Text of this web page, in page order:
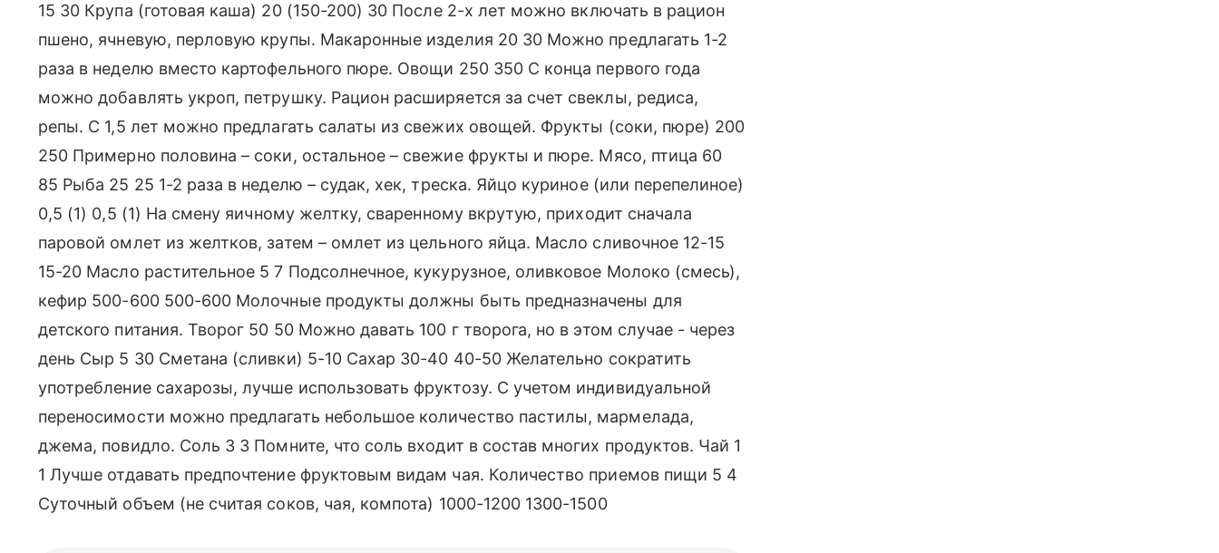
15 30 Крупа (готовая каша) 20 (150-200) 30 После 2-х лет можно включать в рацион
пшено, ячневую, перловую крупы. Макаронные изделия 20 30 Можно предлагать 1-2
раза в неделю вместо картофельного пюре. Овощи 250 350 С конца первого года
можно добавлять укроп, петрушку. Рацион расширяется за счет свеклы, редиса,
репы. С 1,5 лет можно предлагать салаты из свежих овощей. Фрукты (соки, пюре) 200
250 Примерно половина – соки, остальное – свежие фрукты и пюре. Мясо, птица 60
85 Рыба 25 25 1-2 раза в неделю – судак, хек, треска. Яйцо куриное (или перепелиное)
0,5 (1) 0,5 (1) На смену яичному желтку, сваренному вкрутую, приходит сначала
паровой омлет из желтков, затем – омлет из цельного яйца. Масло сливочное 12-15
15-20 Масло растительное 5 7 Подсолнечное, кукурузное, оливковое Молоко (смесь),
кефир 500-600 500-600 Молочные продукты должны быть предназначены для
детского питания. Творог 50 50 Можно давать 100 г творога, но в этом случае - через
день Сыр 5 30 Сметана (сливки) 5-10 Сахар 30-40 40-50 Желательно сократить
употребление сахарозы, лучше использовать фруктозу. С учетом индивидуальной
переносимости можно предлагать небольшое количество пастилы, мармелада,
джема, повидло. Соль 3 3 Помните, что соль входит в состав многих продуктов. Чай 1
1 Лучше отдавать предпочтение фруктовым видам чая. Количество приемов пищи 5 4
Суточный объем (не считая соков, чая, компота) 1000-1200 1300-1500